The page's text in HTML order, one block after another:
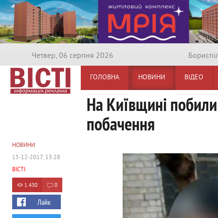
Четвер, 06 серпня 2026
ГОЛОВНА НОВИНИ ВІДЕО
На Київщині
побачення
НОВИНИ
15-12-2017, 13:28
ВІСТІ
1 430 0
Лайк